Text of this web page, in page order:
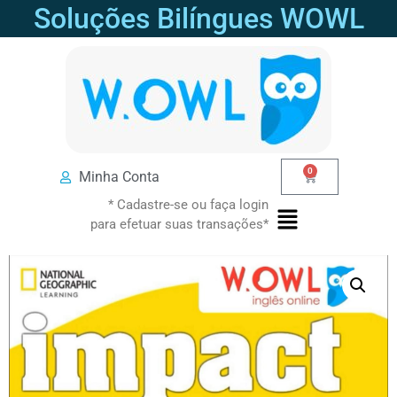
Soluções Bilíngues WOWL
Minha Conta 0
* Cadastre-se ou faça login
para efetuar suas transações*